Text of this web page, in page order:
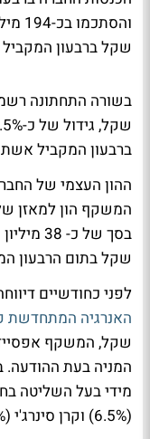
שקל ברבעון
ברבעון המקביל
שקל בתום הרבעון
לפני כחודשיים
האנרגיה המתחדשת
המניה בעת
(6.5%) וקרן סינרג'י (6%).